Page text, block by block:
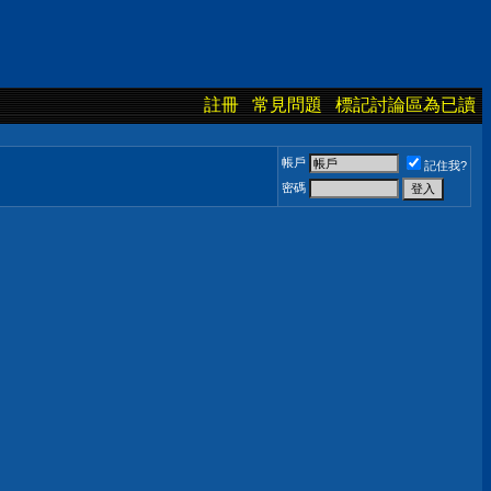
註冊 常見問題 標記討論區為已讀
帳戶
記住我?
密碼